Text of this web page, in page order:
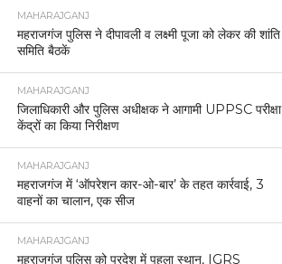
MAHARAJGANJ
महराजगंज पुलिस ने दीपावली व लक्ष्मी पूजा को लेकर की शांति
समिति बैठकें
MAHARAJGANJ
जिलाधिकारी और पुलिस अधीक्षक ने आगामी UPPSC परीक्षा
केंद्रों का किया निरीक्षण
MAHARAJGANJ
महराजगंज में ‘ऑपरेशन कार-ओ-बार’ के तहत कार्रवाई, 3
वाहनों का चालान, एक सीज
MAHARAJGANJ
महराजगंज पुलिस को प्रदेश में पहला स्थान, IGRS